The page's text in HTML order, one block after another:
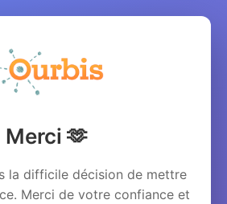
Merci 🫶
la difficile décision de mettre
Merci de votre confiance et